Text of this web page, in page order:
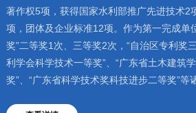
著作权5项，获得国家水利部推广先进技术2
项，团体及企业标准12项。作为第一完成单
奖”二等奖1次、三等奖2次，“自治区专利奖
利学会科学技术一等奖”、“广东省土木建筑
奖”、“广东省科学技术奖科技进步二等奖”等